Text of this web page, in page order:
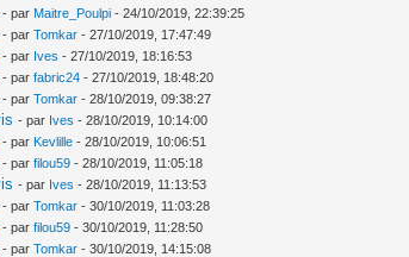
- par Maitre_Poulpi - 24/10/2019, 22:39:25
- parTomkar - 27/10/2019, 17:47:49
- par Ives - 27/10/2019, 18:16:53
- parfabric24 - 27/10/2019, 18:48:20
- parTomkar - 28/10/2019, 09:38:27
- par Ives - 28/10/2019, 10:14:00
- par Kevlille - 28/10/2019, 10:06:51
- parfilou59 - 28/10/2019, 11:05:18
- par Ives - 28/10/2019, 11:13:53
- parTomkar - 30/10/2019, 11:03:28
- parfilou59 - 30/10/2019, 11:28:50
- parTomkar - 30/10/2019, 14:15:08